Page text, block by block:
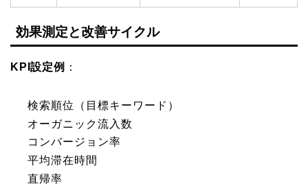
効果測定と改善サイクル
KPI設定例 ：
検索順位（目標キーワード）
オーガニック流入数
コンバージョン率
平均滞在時間
直帰率